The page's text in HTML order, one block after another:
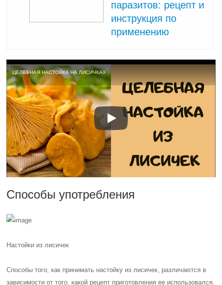
паразитов: рецепт и
инструкция по
применению
ЦЕЛЕБНАЯ НАСТОЙКА НА ЛИСИЧКАХ
Способы употребления
Настойки из лисичек
Способы того, как принимать настойку из лисичек, различаются в
зависимости от того, какой рецепт приготовления ее использовался.